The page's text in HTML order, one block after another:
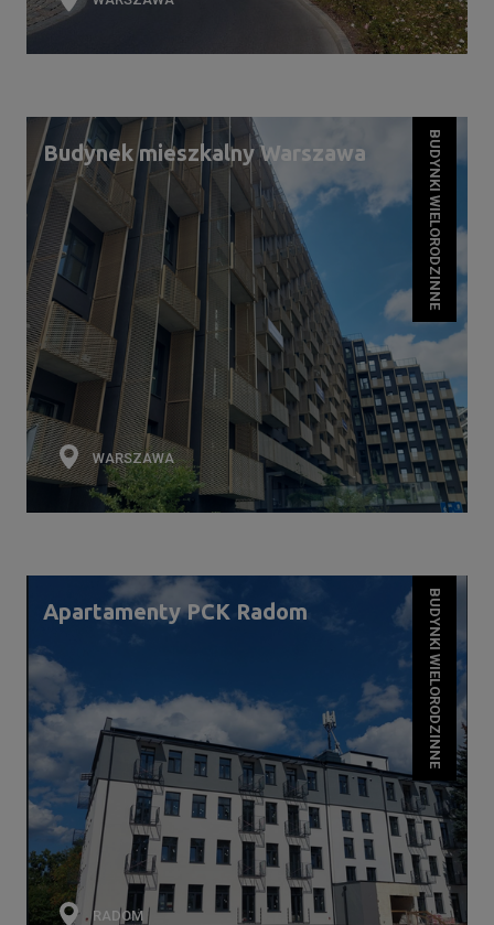
Budynek mieszkalny Warszawa
WARSZAWA
BUDYNKI WIELORODZINNE
Apartamenty PCK Radom
RADOM
BUDYNKI WIELORODZINNE